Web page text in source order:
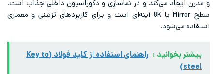
و مدرن ایجاد می‌کند و در نماسازی و دکوراسیون داخلی جذاب است.
سطح Mirror یا 8K آینه‌ای است و برای کاربردهای تزئینی و معماری
استفاده می‌شود.
بیشتر بخوانید :
راهنمای استفاده از کلید فولاد (Key to
steel)